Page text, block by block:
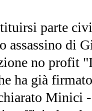
parte
assassino di
no profit
ha già
Minici